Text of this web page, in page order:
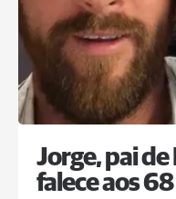
Jorge, pai de
falece aos